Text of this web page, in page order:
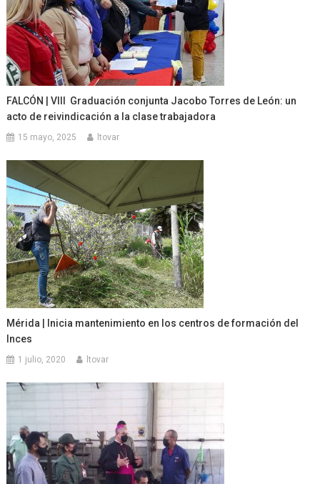
FALCÓN | VIII Graduación conjunta Jacobo Torres de León: un
acto de reivindicación a la clase trabajadora
15 mayo, 2025 ltovar
Mérida | Inicia mantenimiento en los centros de formación del
Inces
1 julio, 2020 ltovar